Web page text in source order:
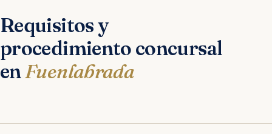
Requisitos y
procedimiento concursal
enFuenlabrada